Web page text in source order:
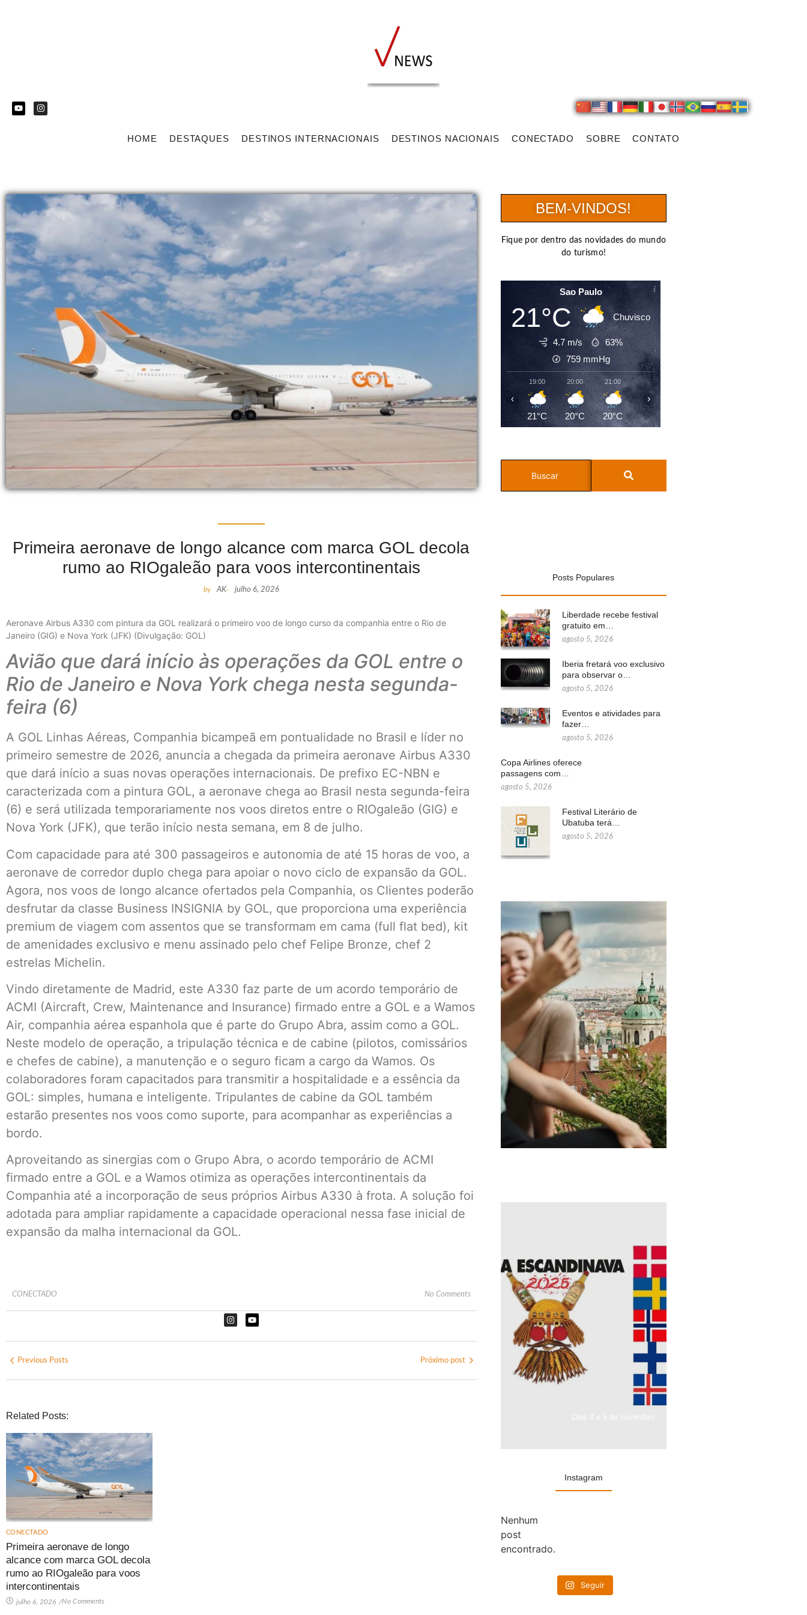
HOME DESTAQUES DESTINOS INTERNACIONAIS DESTINOS NACIONAIS CONECTADO SOBRE CONTATO
Primeira aeronave de longo alcance com marca GOL decola
rumo ao RIOgaleão para voos intercontinentais
by AK- julho 6, 2026
Aeronave Airbus A330 com pintura da GOL realizará o primeiro voo de longo curso da companhia entre o Rio de
Janeiro (GIG) e Nova York (JFK) (Divulgação: GOL)
Avião que dará início às operações da GOL entre o
Rio de Janeiro e Nova York chega nesta segunda-
feira (6)
A GOL Linhas Aéreas, Companhia bicampeã em pontualidade no Brasil e líder no
primeiro semestre de 2026, anuncia a chegada da primeira aeronave Airbus A330
que dará início a suas novas operações internacionais. De prefixo EC-NBN e
caracterizada com a pintura GOL, a aeronave chega ao Brasil nesta segunda-feira
(6) e será utilizada temporariamente nos voos diretos entre o RIOgaleão (GIG) e
Nova York (JFK), que terão início nesta semana, em 8 de julho.
Com capacidade para até 300 passageiros e autonomia de até 15 horas de voo, a
aeronave de corredor duplo chega para apoiar o novo ciclo de expansão da GOL.
Agora, nos voos de longo alcance ofertados pela Companhia, os Clientes poderão
desfrutar da classe Business INSIGNIA by GOL, que proporciona uma experiência
premium de viagem com assentos que se transformam em cama (full flat bed), kit
de amenidades exclusivo e menu assinado pelo chef Felipe Bronze, chef 2
estrelas Michelin.
Vindo diretamente de Madrid, este A330 faz parte de um acordo temporário de
ACMI (Aircraft, Crew, Maintenance and Insurance) firmado entre a GOL e a Wamos
Air, companhia aérea espanhola que é parte do Grupo Abra, assim como a GOL.
Neste modelo de operação, a tripulação técnica e de cabine (pilotos, comissários
e chefes de cabine), a manutenção e o seguro ficam a cargo da Wamos. Os
colaboradores foram capacitados para transmitir a hospitalidade e a essência da
GOL: simples, humana e inteligente. Tripulantes de cabine da GOL também
estarão presentes nos voos como suporte, para acompanhar as experiências a
bordo.
Aproveitando as sinergias com o Grupo Abra, o acordo temporário de ACMI
firmado entre a GOL e a Wamos otimiza as operações intercontinentais da
Companhia até a incorporação de seus próprios Airbus A330 à frota. A solução foi
adotada para ampliar rapidamente a capacidade operacional nessa fase inicial de
expansão da malha internacional da GOL.
CONECTADO No Comments
Previous Posts Próximo post
Related Posts:
CONECTADO
Primeira aeronave de longo
alcance com marca GOL decola
rumo ao RIOgaleão para voos
intercontinentais
julho 6, 2026 /No Comments
BEM-VINDOS!
Fique por dentro das novidades do mundo
do turismo!
Sao Paulo
21°C Chuvisco
4.7 m/s
63%
759 mmHg
19:00
21°C
20:00
20°C
21:00
20°C
22:00
19°C
‹ ›
Posts Populares
Liberdade recebe festival
gratuito em…
agosto 5, 2026
Iberia fretará voo exclusivo
para observar o…
agosto 5, 2026
Eventos e atividades para
fazer…
agosto 5, 2026
Copa Airlines oferece
passagens com…
agosto 5, 2026
Festival Literário de
Ubatuba terá…
agosto 5, 2026
Instagram
Nenhum
post
encontrado.
Seguir